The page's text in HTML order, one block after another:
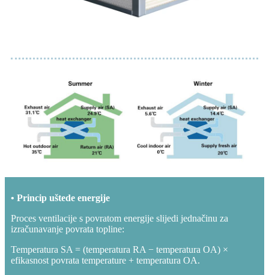
• Princip uštede energije
Proces ventilacije s povratom energije slijedi jednačinu za
izračunavanje povrata topline:
Temperatura SA = (temperatura RA − temperatura OA) ×
efikasnost povrata temperature + temperatura OA.